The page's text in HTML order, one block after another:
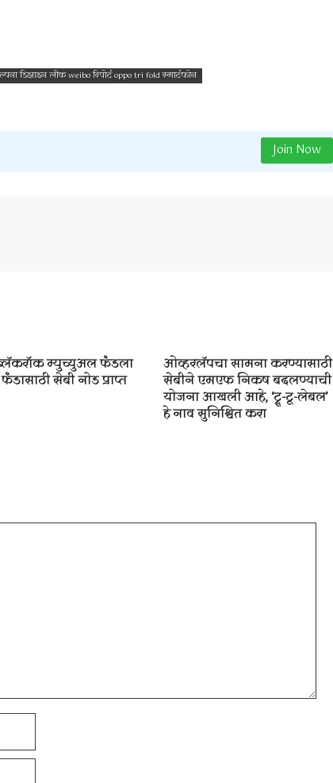
डिझाइन लीक weibo रिपोर्ट oppo tri fold स्मार्टफोन
Join Now
म्युच्युअल फंडला
सेबी नोड प्राप्त
ओव्हरलॅपचा सामना करण्यासाठी
सेबीने एमएफ निकष बदलण्याची
योजना आखली आहे, ‘ट्रू-टू-लेबल’
हे नाव सुनिश्चित करा